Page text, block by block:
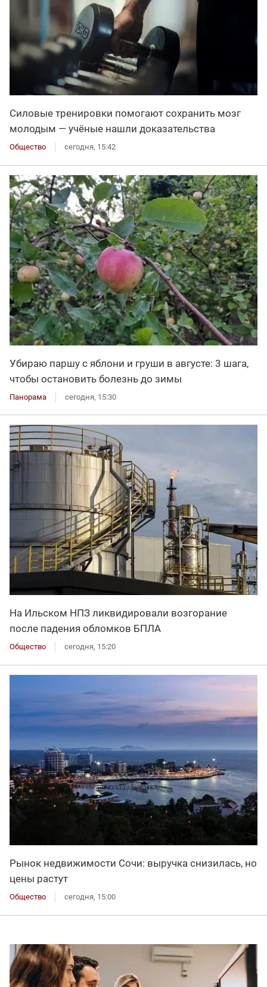
Силовые тренировки помогают сохранить мозг
молодым — учёные нашли доказательства
Общество сегодня, 15:42
Убираю паршу с яблони и груши в августе: 3 шага,
чтобы остановить болезнь до зимы
Панорама сегодня, 15:30
На Ильском НПЗ ликвидировали возгорание
после падения обломков БПЛА
Общество сегодня, 15:20
Рынок недвижимости Сочи: выручка снизилась, но
цены растут
Общество сегодня, 15:00